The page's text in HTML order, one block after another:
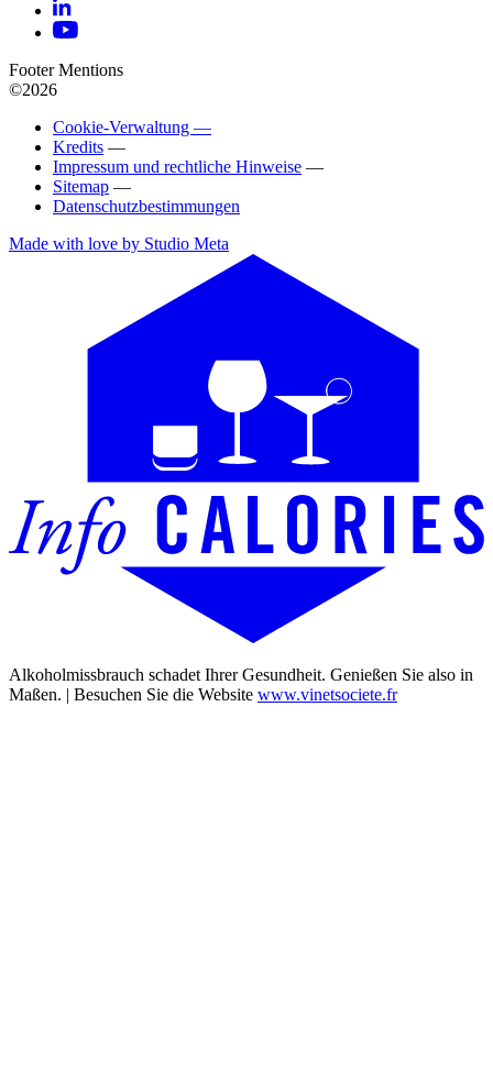
Footer Mentions
©2026
Cookie-Verwaltung —
Kredits —
Impressum und rechtliche Hinweise —
Sitemap —
Datenschutzbestimmungen
Made with love by Studio Meta
Alkoholmissbrauch schadet Ihrer Gesundheit. Genießen Sie also in
Maßen. | Besuchen Sie die Website www.vinetsociete.fr